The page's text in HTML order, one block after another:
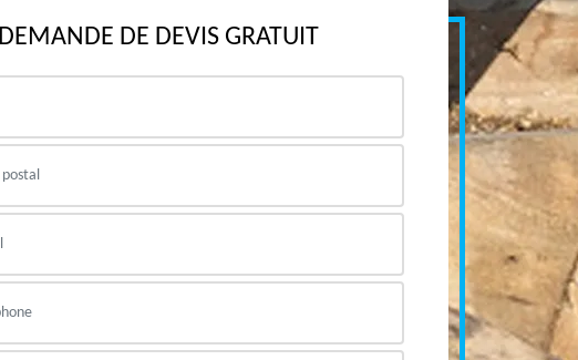
DEMANDE DE DEVIS GRATUIT